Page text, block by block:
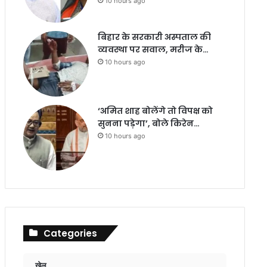
बिहार के सरकारी अस्पताल की
व्यवस्था पर सवाल, मरीज के…
10 hours ago
‘अमित शाह बोलेंगे तो विपक्ष को
सुनना पड़ेगा’, बोले किरेन…
10 hours ago
Categories